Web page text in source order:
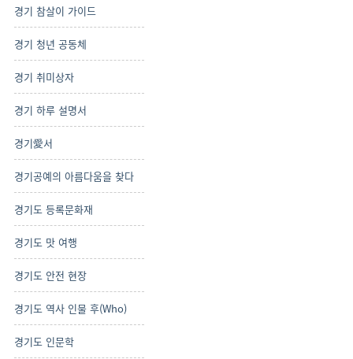
경기 참살이 가이드
경기 청년 공동체
경기 취미상자
경기 하루 설명서
경기愛서
경기공예의 아름다움을 찾다
경기도 등록문화재
경기도 맛 여행
경기도 안전 현장
경기도 역사 인물 후(Who)
경기도 인문학